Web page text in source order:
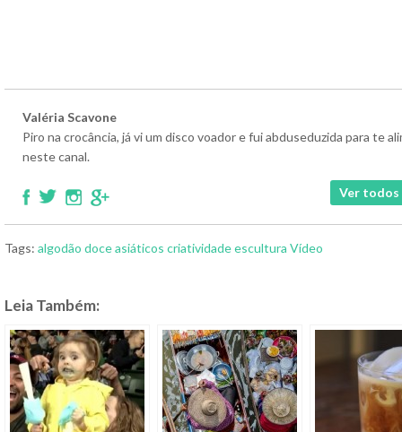
Valéria Scavone
Piro na crocância, já vi um disco voador e fui abduseduzida para te
neste canal.
Ver todos
Tags: algodão doceasiáticos criatividadeescultura Vídeo
Leia Também: